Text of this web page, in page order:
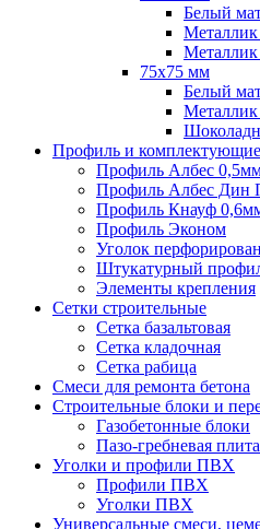
Белый
75х75 мм
Белый
Профиль и комплектующие
Профиль Албес
Профиль Албес Дин
Профиль Кнауф
Профиль Эконом
Уголок
Штукатурный
Элементы крепления
Сетки строительные
Сетка базальтовая
Сетка кладочная
Сетка рабица
Смеси для ремонта бетона
Строительные блоки и
Газобетонные блоки
Пазо-гребневая
Уголки и профили ПВХ
Профили ПВХ
Уголки ПВХ
Универсальные смеси,